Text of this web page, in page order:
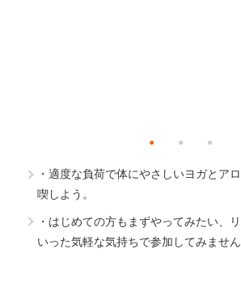
・適度な負荷で体にやさしいヨガとア
喫しよう。
・はじめての方もまずやってみたい、
いった気軽な気持ちで参加してみません